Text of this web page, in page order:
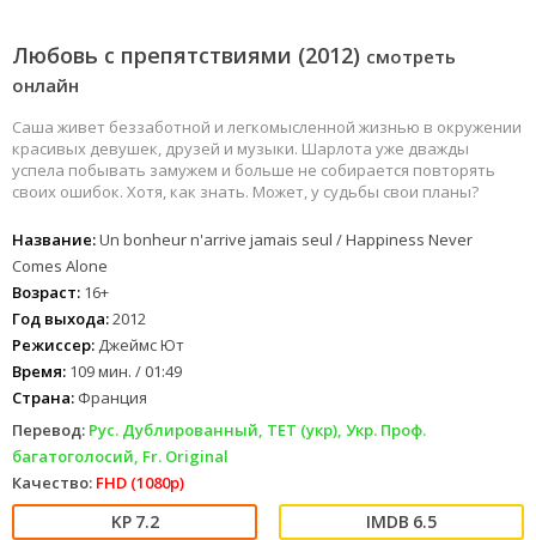
Любовь с препятствиями (2012) смотреть
онлайн
Саша живет беззаботной и легкомысленной жизнью в окружении
красивых девушек, друзей и музыки. Шарлота уже дважды
успела побывать замужем и больше не собирается повторять
своих ошибок. Хотя, как знать. Может, у судьбы свои планы?
Название:Un bonheur n'arrive jamais seul / Happiness Never
Comes Alone
Возраст: 16+
Год выхода:2012
Режиссер: Джеймс Ют
Время: 109 мин. / 01:49
Страна: Франция
Перевод: Рус. Дублированный, ТЕТ (укр), Укр. Проф.
багатоголосий, Fr. Original
Качество: FHD (1080p)
7.2 6.5